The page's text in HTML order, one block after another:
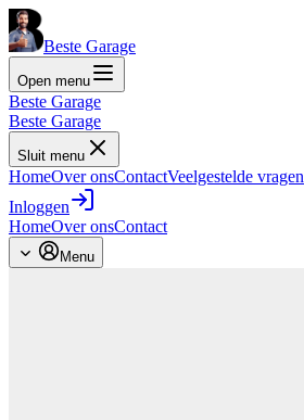
Beste Garage
Open menu
Beste Garage
Beste Garage
Sluit menu
HomeOver onsContactVeelgestelde vragen
Inloggen
HomeOver onsContact
Menu